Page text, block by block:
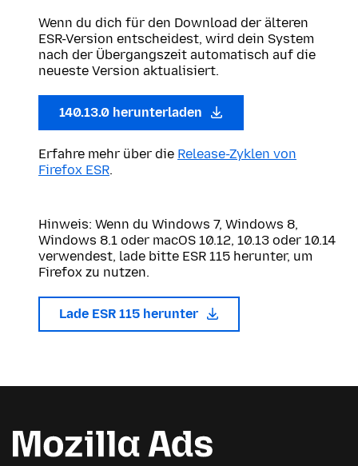
Wenn du dich für den Download der älteren
ESR-Version entscheidest, wird dein System
nach der Übergangszeit automatisch auf die
neueste Version aktualisiert.
140.13.0 herunterladen
Erfahre mehr über die Release-Zyklen von
Firefox ESR.
Hinweis: Wenn du Windows 7, Windows 8,
Windows 8.1 oder macOS 10.12, 10.13 oder 10.14
verwendest, lade bitte ESR 115 herunter, um
Firefox zu nutzen.
Lade ESR 115 herunter